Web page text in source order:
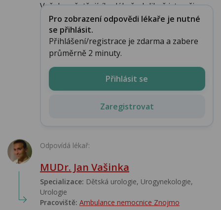
Vašeho ošetřujícího lékaře. Jelikož jste uči...
Pro zobrazení odpovědi lékaře je nutné
se přihlásit.
Přihlášení/registrace je zdarma a zabere
průměrně 2 minuty.
Přihlásit se
Zaregistrovat
Odpovídá lékař:
MUDr. Jan Vašinka
Specializace: Dětská urologie, Urogynekologie,
Urologie‎
Pracoviště: Ambulance nemocnice Znojmo